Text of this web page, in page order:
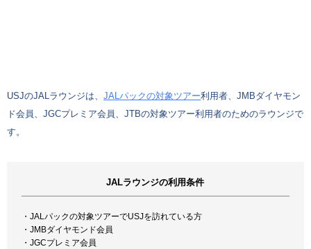
USJのJALラウンジは、 JALパックの対象ツアー利用者、JMBダイヤモン
ド会員、JGCプレミア会員、JTBの対象ツアー利用者のためのラウンジで
す。
JALラウンジの利用条件
・JALパックの対象ツアーでUSJを訪れている方
・JMBダイヤモンド会員
・JGCプレミア会員